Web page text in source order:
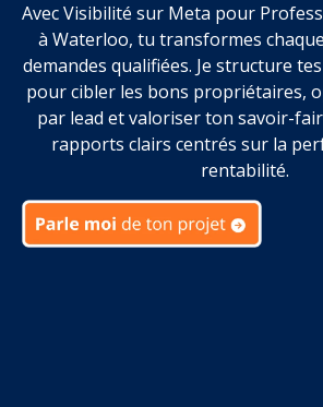
Avec Visibilité sur Meta pour
à Waterloo, tu transformes
demandes qualifiées. Je structure
pour cibler les bons propriétaires,
par lead et valoriser ton savoir-
rapports clairs centrés sur la
rentabilité.